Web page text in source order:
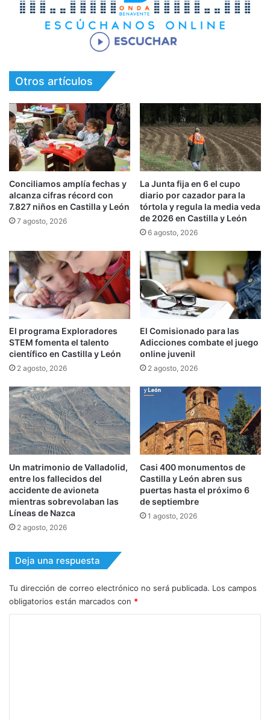
Otros artículos
Conciliamos amplía fechas y
alcanza cifras récord con
7.827 niños en Castilla y León
7 agosto, 2026
La Junta fija en 6 el cupo
diario por cazador para la
tórtola y regula la media veda
de 2026 en Castilla y León
6 agosto, 2026
El programa Exploradores
STEM fomenta el talento
científico en Castilla y León
2 agosto, 2026
El Comisionado para las
Adicciones combate el juego
online juvenil
2 agosto, 2026
Un matrimonio de Valladolid,
entre los fallecidos del
accidente de avioneta
mientras sobrevolaban las
Líneas de Nazca
2 agosto, 2026
Casi 400 monumentos de
Castilla y León abren sus
puertas hasta el próximo 6
de septiembre
1 agosto, 2026
Deja una respuesta
Tu dirección de correo electrónico no será publicada. Los campos
obligatorios están marcados con *